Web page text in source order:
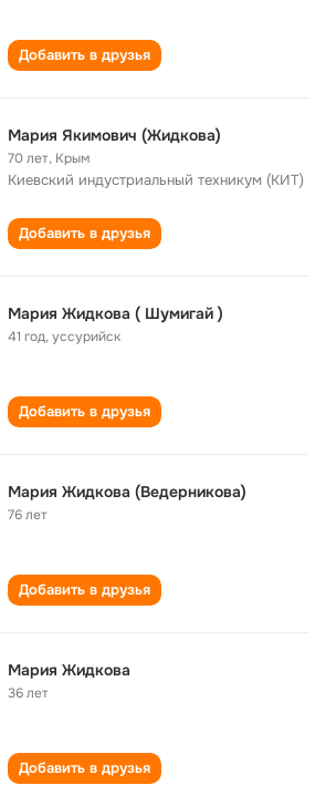
Добавить в друзья
Мария Якимович (Жидкова)
70 лет, Крым
Киевский индустриальный техникум (КИТ)
Добавить в друзья
Мария Жидкова ( Шумигай )
41 год,уссурийск
Добавить в друзья
Мария Жидкова (Ведерникова)
76 лет
Добавить в друзья
Мария Жидкова
36 лет
Добавить в друзья